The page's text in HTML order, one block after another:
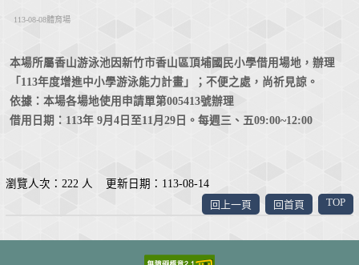
113-08-08體育場
本場所屬香山游泳池因新竹市香山區頂埔國民小學借用場地，辦理
「113年度增進中小學游泳能力計畫」；不便之處，尚祈見諒。
依據：本場各場地使用申請單第005413號辦理
借用日期：113年 9月4日至11月29日。每週三、五09:00~12:00
瀏覽人次：222 人 更新日期：113-08-14
回上一頁
回首頁 TOP